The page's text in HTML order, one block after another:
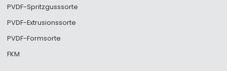
PVDF-Spritzgusssorte
PVDF-Extrusionssorte
PVDF-Formsorte
FKM